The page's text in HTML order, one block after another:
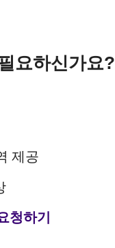
요하신가요?
제공
청하기